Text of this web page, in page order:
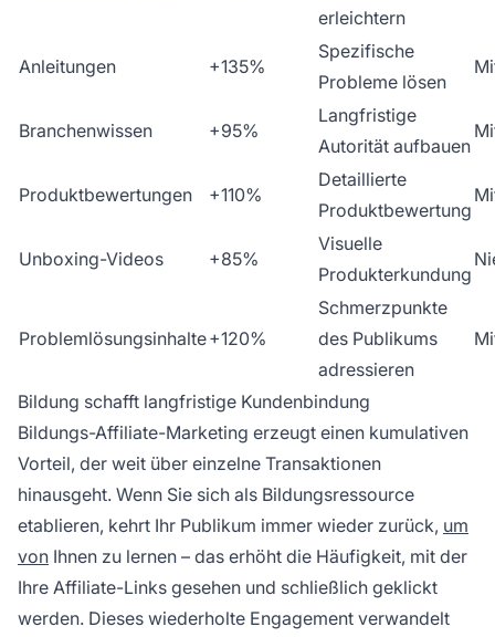
erleichtern
Anleitungen +135%
Spezifische
Probleme lösen
Branchenwissen +95%
Langfristige
Autorität aufbauen
Produktbewertungen +110%
Detaillierte
Produktbewertung
Unboxing-Videos +85%
Visuelle
Produkterkundung
Problemlösungsinhalte+120%
Schmerzpunkte
des Publikums
adressieren
Bildung schafft langfristige Kundenbindung
Bildungs-Affiliate-Marketing erzeugt einen kumulativen
Vorteil, der weit über einzelne Transaktionen
hinausgeht. Wenn Sie sich als Bildungsressource
etablieren, kehrt Ihr Publikum immer wieder zurück, um
von Ihnen zu lernen – das erhöht die Häufigkeit, mit der
Ihre Affiliate-Links gesehen und schließlich geklickt
werden. Dieses wiederholte Engagement verwandelt